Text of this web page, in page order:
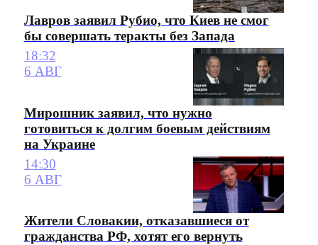
Лавров заявил Рубио, что Киев не смог
бы совершать теракты без Запада
18:32
6 АВГ
Мирошник заявил, что нужно
готовиться к долгим боевым действиям
на Украине
14:30
6 АВГ
Жители Словакии, отказавшиеся от
гражданства РФ, хотят его вернуть